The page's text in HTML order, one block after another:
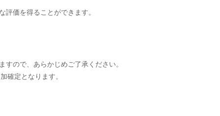
価を得ることができます。
ので、あらかじめご了承ください。
確定となります。